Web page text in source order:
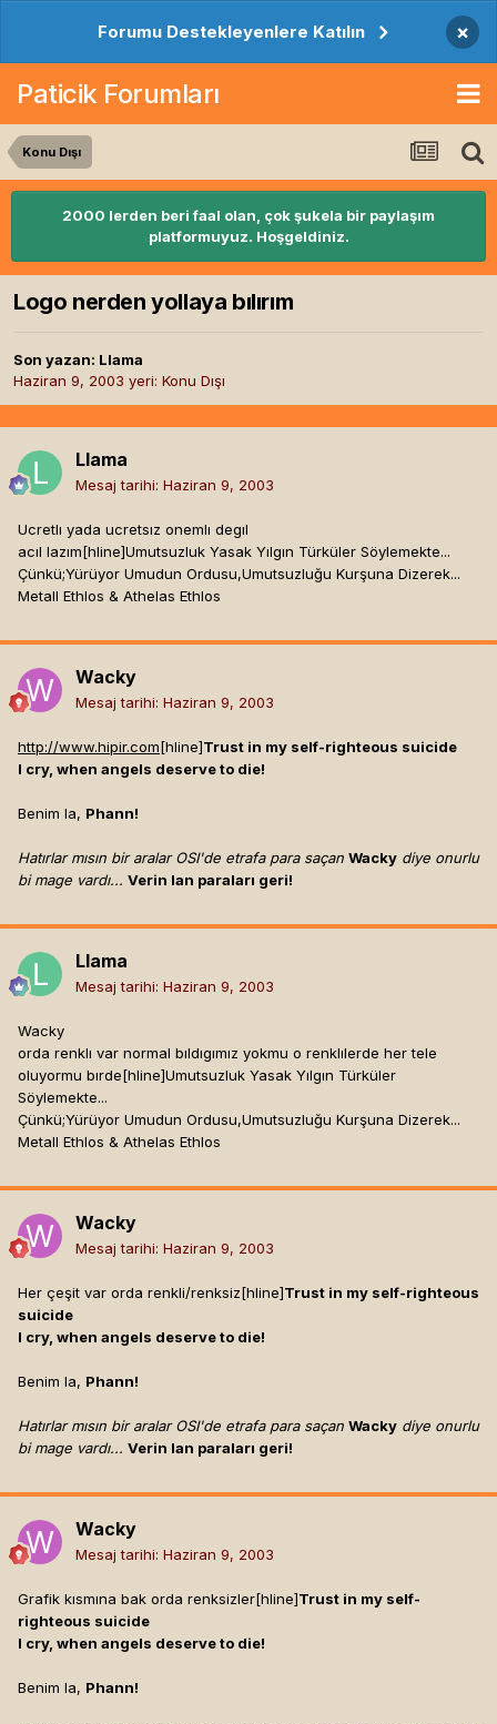
Forumu Destekleyenlere Katılın ×
Paticik Forumları
Konu Dışı
2000 lerden beri faal olan, çok şukela bir paylaşım
platformuyuz. Hoşgeldiniz.
Logo nerden yollaya bılırım
Son yazan: Llama
Haziran 9, 2003 yeri: Konu Dışı
Llama
Mesaj tarihi: Haziran 9, 2003
Ucretlı yada ucretsız onemlı degıl
acıl lazım[hline]Umutsuzluk Yasak Yılgın Türküler Söylemekte...
Çünkü;Yürüyor Umudun Ordusu,Umutsuzluğu Kurşuna Dizerek...
Metall Ethlos & Athelas Ethlos
Wacky
Mesaj tarihi: Haziran 9, 2003
http://www.hipir.com[hline]Trust in my self-righteous suicide
I cry, when angels deserve to die!
Benim la, Phann!
Hatırlar mısın bir aralar OSI'de etrafa para saçan Wacky diye onurlu
bi mage vardı... Verin lan paraları geri!
Llama
Mesaj tarihi: Haziran 9, 2003
Wacky
orda renklı var normal bıldıgımız yokmu o renklılerde her tele
oluyormu bırde[hline]Umutsuzluk Yasak Yılgın Türküler
Söylemekte...
Çünkü;Yürüyor Umudun Ordusu,Umutsuzluğu Kurşuna Dizerek...
Metall Ethlos & Athelas Ethlos
Wacky
Mesaj tarihi: Haziran 9, 2003
Her çeşit var orda renkli/renksiz[hline]Trust in my self-righteous
suicide
I cry, when angels deserve to die!
Benim la, Phann!
Hatırlar mısın bir aralar OSI'de etrafa para saçan Wacky diye onurlu
bi mage vardı... Verin lan paraları geri!
Wacky
Mesaj tarihi: Haziran 9, 2003
Grafik kısmına bak orda renksizler[hline]Trust in my self-
righteous suicide
I cry, when angels deserve to die!
Benim la, Phann!